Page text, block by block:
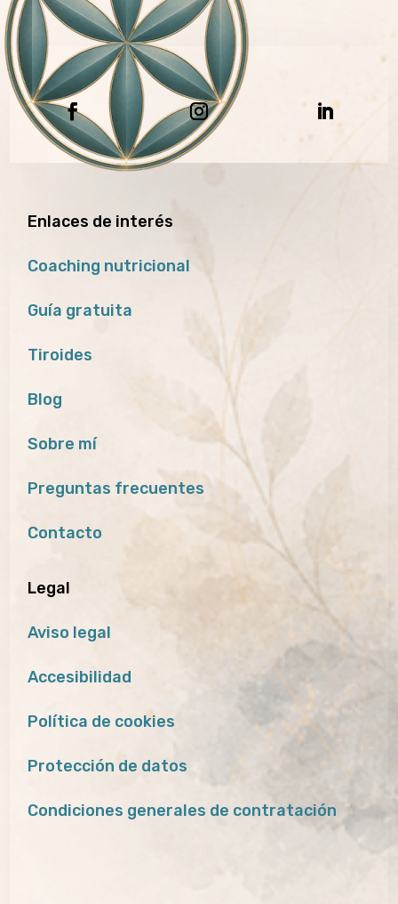
Enlaces de interés
Coaching nutricional
Guía gratuita
Tiroides
Blog
Sobre mí
Preguntas frecuentes
Contacto
Legal
Aviso legal
Accesibilidad
Política de cookies
Protección de datos
Condiciones generales de contratación